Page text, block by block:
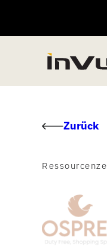
Zurück